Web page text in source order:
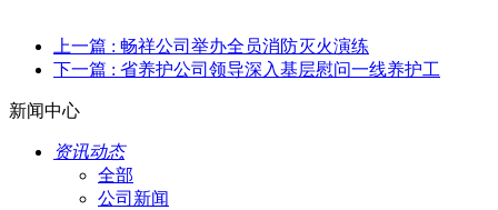
上一篇 : 畅祥公司举办全员消防灭火演练
下一篇 : 省养护公司领导深入基层慰问一线养护工
新闻中心
资讯动态
全部
公司新闻